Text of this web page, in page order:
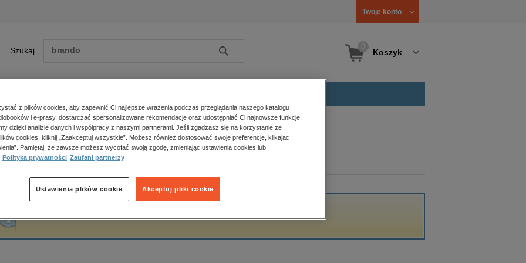
Twoje konto
Szukaj Szukaj Koszyk
Zobacz wszystkie E-prasa
polityka, społeczno-informacyjne
psychologiczne
popularno-naukowe
historia
główna Ludwina Klein
Klein
z plików cookies, aby zapewnić Ci najlepsze wrażenia podczas przeglądania naszego katalogu
i e-prasy, dostarczać spersonalizowane rekomendacje oraz udostępniać Ci najnowsze funkcje,
dzięki analizie danych i współpracy z naszymi partnerami. Jeśli zgadzasz się na korzystanie ze
cookies, kliknij „Zaakceptuj wszystkie”. Możesz również dostosować swoje preferencje, klikając
Pamiętaj, że zawsze możesz wycofać swoją zgodę, zmieniając ustawienia cookies lub
Polityka prywatności Zaufani partnerzy
Akceptuj pliki cookie
Ustawienia plików cookie